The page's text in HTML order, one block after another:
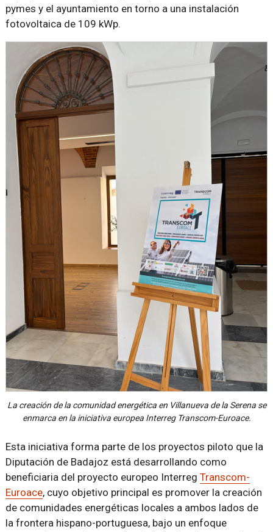
pymes y el ayuntamiento en torno a una instalación
fotovoltaica de 109 kWp.
La creación de la comunidad energética en Villanueva de la Serena se
enmarca en la iniciativa europea Interreg Transcom-Euroace.
Esta iniciativa forma parte de los proyectos piloto que la
Diputación de Badajoz está desarrollando como
beneficiaria del proyecto europeo Interreg Transcom-
Euroace, cuyo objetivo principal es promover la creación
de comunidades energéticas locales a ambos lados de
la frontera hispano-portuguesa, bajo un enfoque